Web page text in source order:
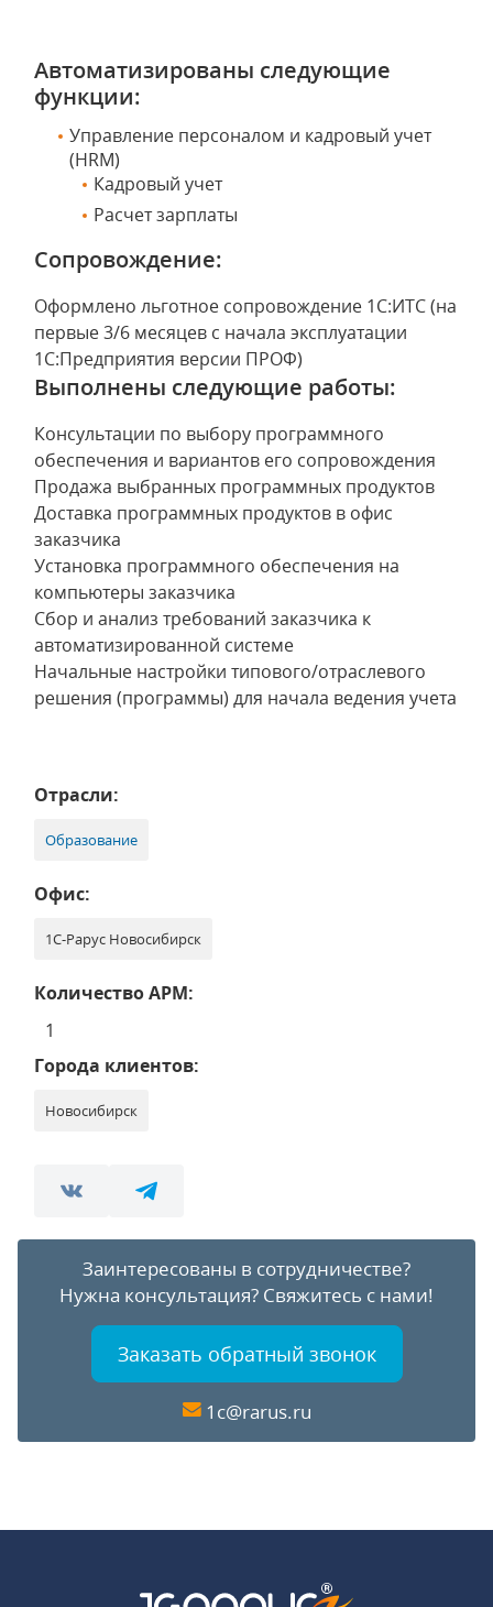
Автоматизированы следующие
функции:
Управление персоналом и кадровый учет
(HRM)
Кадровый учет
Расчет зарплаты
Сопровождение:
Оформлено льготное сопровождение 1С:ИТС (на
первые 3/6 месяцев с начала эксплуатации
1С:Предприятия версии ПРОФ)
Выполнены следующие работы:
Консультации по выбору программного
обеспечения и вариантов его сопровождения
Продажа выбранных программных продуктов
Доставка программных продуктов в офис
заказчика
Установка программного обеспечения на
компьютеры заказчика
Сбор и анализ требований заказчика к
автоматизированной системе
Начальные настройки типового/отраслевого
решения (программы) для начала ведения учета
Отрасли:
Образование
Офис:
1С-Рарус Новосибирск
Количество АРМ:
1
Города клиентов:
Новосибирск
Заинтересованы в сотрудничестве?
Нужна консультация? Свяжитесь с нами!
Заказать обратный звонок
1c@rarus.ru